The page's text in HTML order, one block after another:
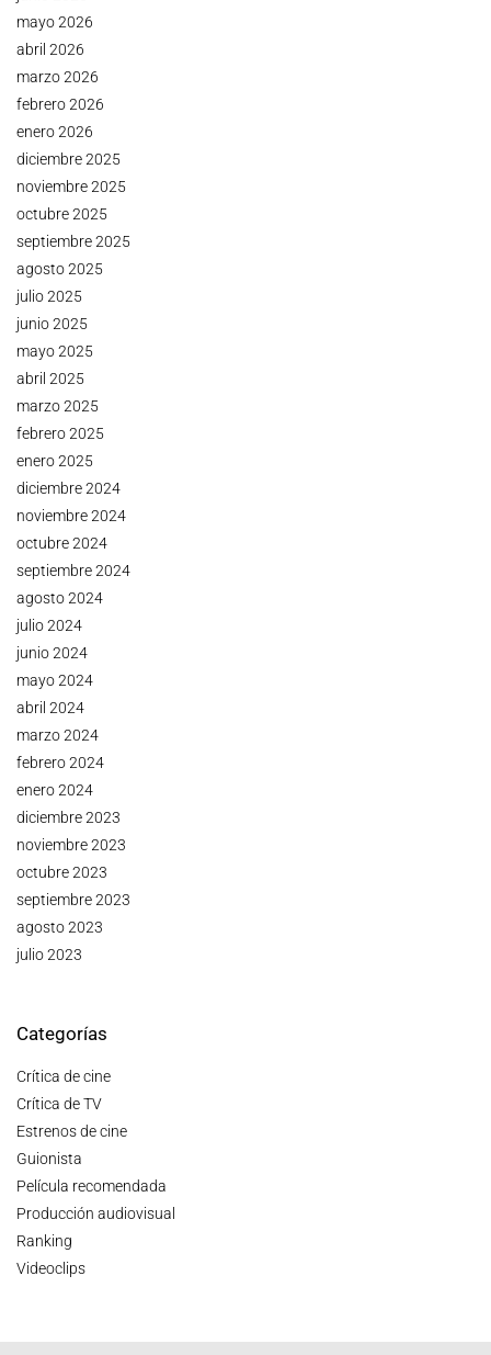
mayo 2026
abril 2026
marzo 2026
febrero 2026
enero 2026
diciembre 2025
noviembre 2025
octubre 2025
septiembre 2025
agosto 2025
julio 2025
junio 2025
mayo 2025
abril 2025
marzo 2025
febrero 2025
enero 2025
diciembre 2024
noviembre 2024
octubre 2024
septiembre 2024
agosto 2024
julio 2024
junio 2024
mayo 2024
abril 2024
marzo 2024
febrero 2024
enero 2024
diciembre 2023
noviembre 2023
octubre 2023
septiembre 2023
agosto 2023
julio 2023
Categorías
Crítica de cine
Crítica de TV
Estrenos de cine
Guionista
Película recomendada
Producción audiovisual
Ranking
Videoclips